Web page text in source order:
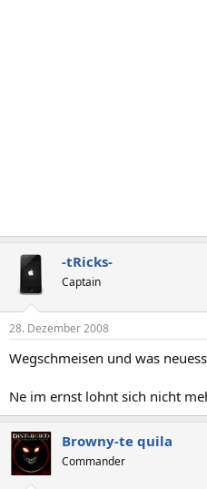
-tRicks-
Captain
28. Dezember 2008
Wegschmeisen und was
Ne im ernst lohnt sich nicht
Browny-te quila
Commander